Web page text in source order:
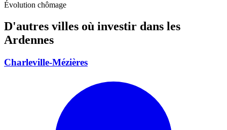
Évolution chômage
D'autres villes où investir dans les
Ardennes
Charleville-Mézières